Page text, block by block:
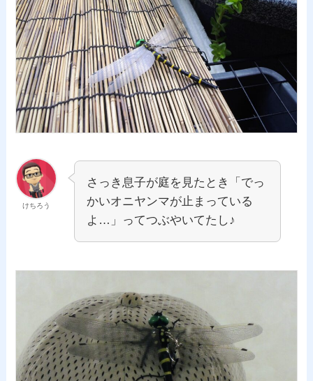
けちろう
さっき息子が庭を見たとき「でっ
かいオニヤンマが止まっている
よ…」ってつぶやいてたし♪